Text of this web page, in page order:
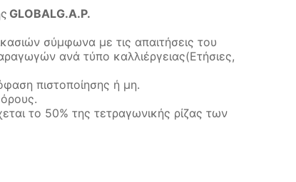
GLOBALG.A.P.
σύμφωνα με τις απαιτήσεις του
ανά τύπο καλλιέργειας(Ετήσιες,
πιστοποίησης ή μη.
το 50% της τετραγωνικής ρίζας των